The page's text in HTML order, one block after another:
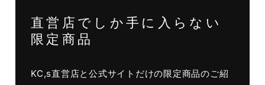
直営店でしか手に入らない
限定商品
KC,s直営店と公式サイトだけの限定商品のご紹